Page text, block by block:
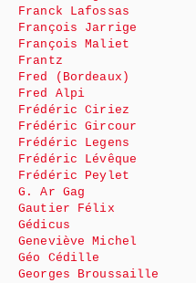
Franck Lafossas
François Jarrige
François Maliet
Frantz
Fred (Bordeaux)
Fred Alpi
Frédéric Ciriez
Frédéric Gircour
Frédéric Legens
Frédéric Lévêque
Frédéric Peylet
G. Ar Gag
Gautier Félix
Gédicus
Geneviève Michel
Géo Cédille
Georges Broussaille